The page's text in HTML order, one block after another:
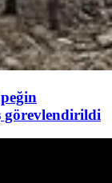
görevlendirildi